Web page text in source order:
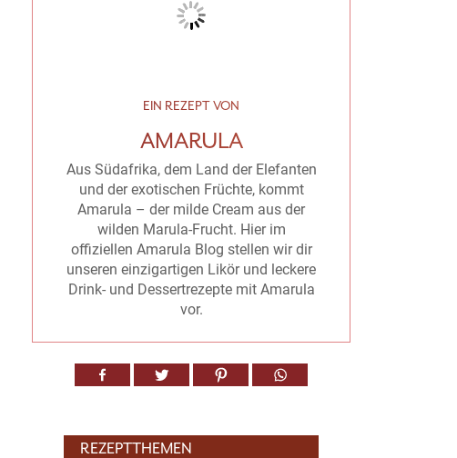
EIN REZEPT VON
AMARULA
Aus Südafrika, dem Land der Elefanten
und der exotischen Früchte, kommt
Amarula – der milde Cream aus der
wilden Marula-Frucht. Hier im
offiziellen Amarula Blog stellen wir dir
unseren einzigartigen Likör und leckere
Drink- und Dessertrezepte mit Amarula
vor.
REZEPTTHEMEN